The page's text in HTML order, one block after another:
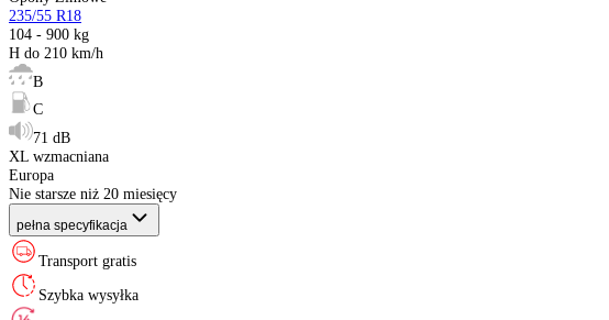
Sezon:
Rozmiar
Indeks ładowności
Indeks prędkości
Etykieta EU:
XL (Extra Load):
Kraj pochodzenia:
Rok produkcji :